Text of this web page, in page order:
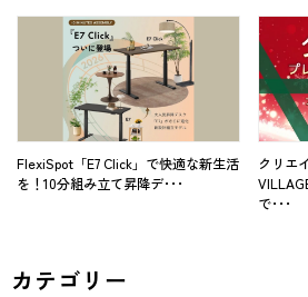
FlexiSpot「E7 Click」で快適な新生活
を！10分組み立て昇降デ･･･
クリエ
で･･･
カテゴリー